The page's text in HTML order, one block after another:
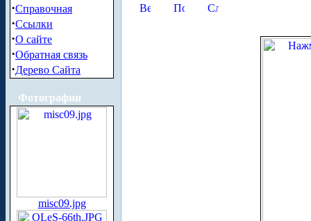
·Справочная
·Ссылки
·О сайте
·Обратная связь
·Дерево Сайта
Фотографии
misc09.jpg